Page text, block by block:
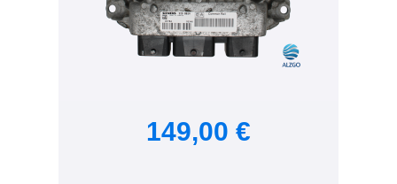
149,00 €